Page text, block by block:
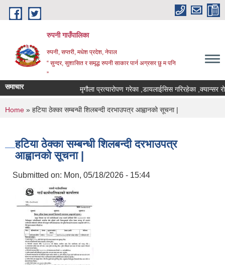
Skip to main content
रुपनी गाउँपालिका
रुपनी, सप्तरी, मधेश प्रदेश, नेपाल
“ सुन्दर, सुशासित र समृद्ध रुपनी साकार पार्न अग्रसर छु म पनि
”
समाचार मृगौला प्रत्यारोपण गरेका ,डायलाईसिस गरिरहेका ,क्यान्सर
You are here
Home » हटिया ठेक्का सम्बन्धी शिलबन्दी दरभाउपत्र आह्वानको सूचना |
हटिया ठेक्का सम्बन्धी शिलबन्दी दरभाउपत्र
आह्वानको सूचना |
Submitted on: Mon, 05/18/2026 - 15:44